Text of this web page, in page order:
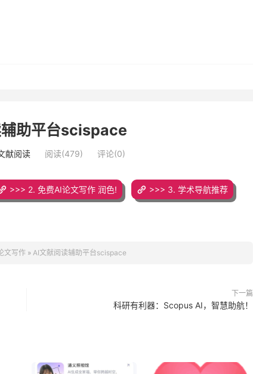
助平台scispace
献阅读 阅读(479) 评论(0)
>>> 2. 免费AI论文写作 润色! >>> 3. 学术导航推荐
文写作» AI文献阅读辅助平台scispace
下一篇
科研有利器：Scopus AI，智慧助航！